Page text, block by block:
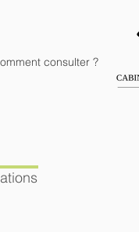
consulter ?